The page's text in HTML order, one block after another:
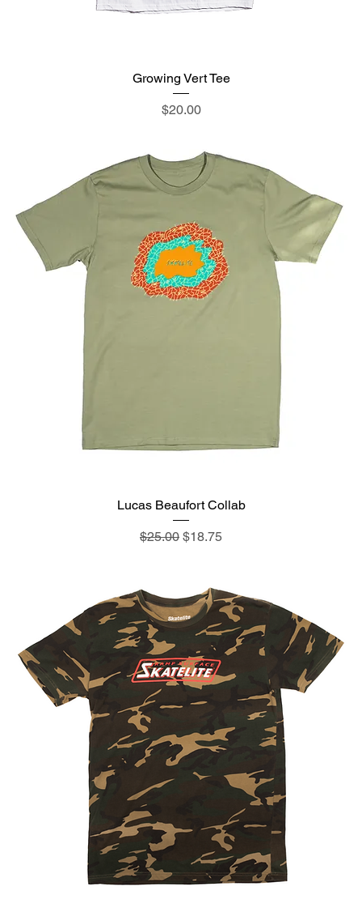
Growing Vert Tee
価格
$20.00
Lucas Beaufort Collab
通常価格
$25.00 セール価格
$18.75